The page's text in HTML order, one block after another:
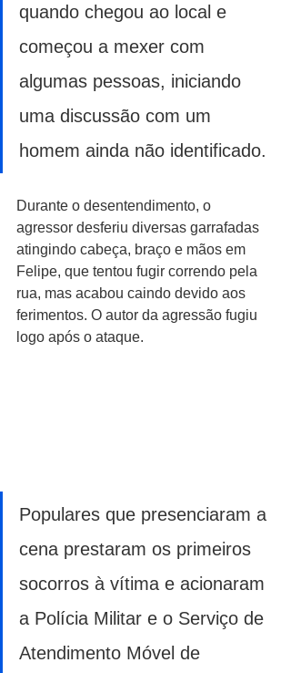
quando chegou ao local e
começou a mexer com
algumas pessoas, iniciando
uma discussão com um
homem ainda não identificado.
Durante o desentendimento, o
agressor desferiu diversas garrafadas
atingindo cabeça, braço e mãos em
Felipe, que tentou fugir correndo pela
rua, mas acabou caindo devido aos
ferimentos. O autor da agressão fugiu
logo após o ataque.
Populares que presenciaram a
cena prestaram os primeiros
socorros à vítima e acionaram
a Polícia Militar e o Serviço de
Atendimento Móvel de